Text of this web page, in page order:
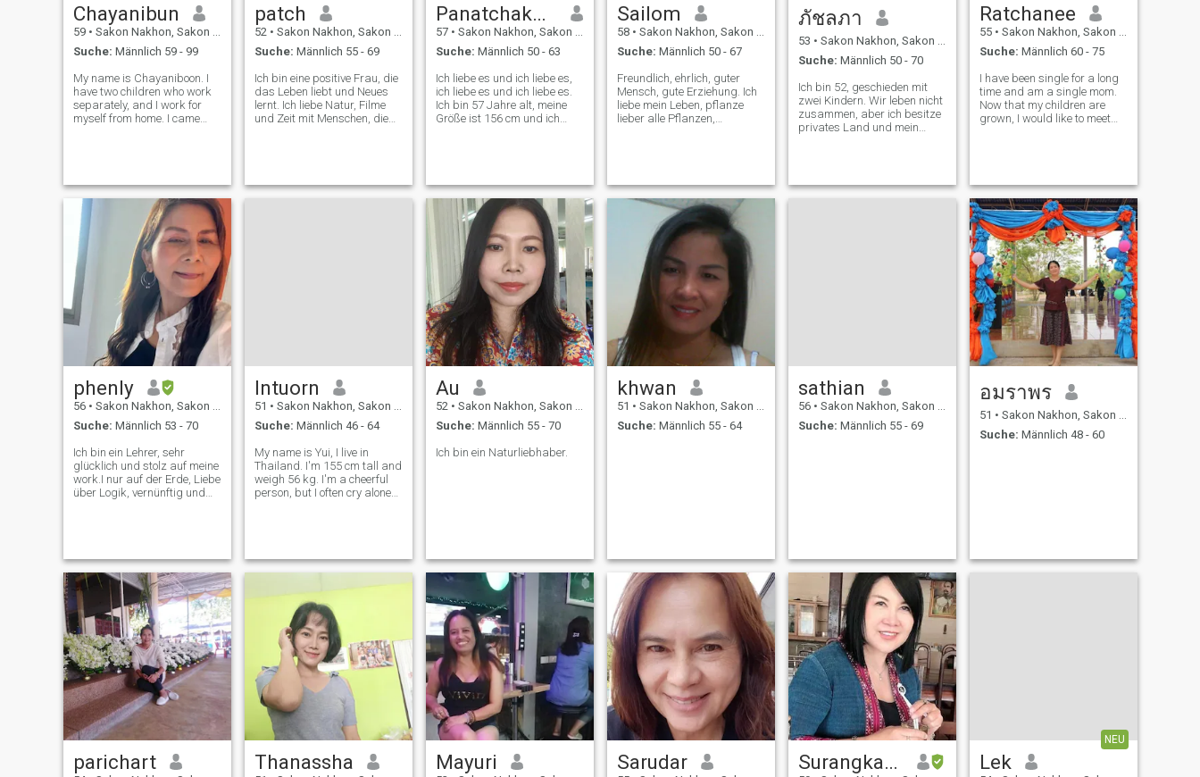
Chayanibun
59 • Sakon Nakhon, Sakon Nakhon, Thailand
Suche: Männlich 59 - 99
My name is Chayaniboon. I
have two children who work
separately, and I work for
myself from home. I came
ready to meet a man.There's
another perso
patch
52 • Sakon Nakhon, Sakon Nakhon, Thailand
Suche: Männlich 55 - 69
Ich bin eine positive Frau, die
das Leben liebt und Neues
lernt. Ich liebe Natur, Filme
und Zeit mit Menschen, die
Ich möchte keinen kurzen
Ferienladen. Ich respektiere
Beziehung. Ich respektiere
mich und ehre meinen
Partner.
Panatchakorn
57 • Sakon Nakhon, Sakon Nakhon, Thailand
Suche: Männlich 50 - 63
Ich liebe es und ich liebe es,
ich liebe es und ich liebe es.
Ich bin 57 Jahre alt, meine
Größe ist 156 cm und ich
Meine Hobbys lesen Bücher,
schauen Dokumente, Ich bin
ein fröhlicher, aufrichtiger,
positiver Mensch. Ich mag
einen Mann, der noch im Sinn
ist, ansprechbar,
verantwortungsbewusst und
ernst in Beziehungen ist. Ich
kann mittelmäßig Englisch
sprechen und kann das
Lernen verstehen, das ich
mehr lernen möchte. Hier
können Sie sich über meine
Leitung und Facebook-
Personen in Kontakt setzen
und sprechen. Vielen Dank.
Sailom
58 • Sakon Nakhon, Sakon Nakhon, Thailand
Suche: Männlich 50 - 67
Freundlich, ehrlich, guter
Mensch, gute Erziehung. Ich
liebe mein Leben, pflanze
lieber alle Pflanzen,
dein Glück auf das Leben zu
konzentrieren, um mich
herum alles besser zu
machen, geben Sie Ihnen
wenigstens jeden Tag eine
große Umarmung und
Küsse, denn gutes Gewissen
und Glück sind wichtig für
Ihr Leben, könnte ich das von
Ihnen sein?
ภัชลภา
53 • Sakon Nakhon, Sakon Nakhon, Thailand
Suche: Männlich 50 - 70
Ich bin 52, geschieden mit
zwei Kindern. Wir leben nicht
zusammen, aber ich besitze
privates Land und mein
Ratchanee
55 • Sakon Nakhon, Sakon Nakhon, Thailand
Suche: Männlich 60 - 75
I have been single for a long
time and am a single mom.
Now that my children are
grown, I would like to meet
care of each other when we
are sick,
phenly
56 • Sakon Nakhon, Sakon Nakhon, Thailand
Suche: Männlich 53 - 70
Ich bin ein Lehrer, sehr
glücklich und stolz auf meine
work.I nur auf der Erde, Liebe
über Logik, vernünftig und
wachsen, Liebe Naturen,
Reisen. Ich arbeite
manchmal im Fitnessstudio
oder im öffentlichen Park.
Lernen neue Dinge sind
meine bevorzugte, Ich liebe
positive Gedanken, weil das
bringt, was ich tun, Was bin
ich sprechen, so sind dies die
Anziehung mich auf den
richtigen Mann, den ich für
eine ernsthafte Beziehung
suchen und wünschen, das
letzte Leben mit mir zu
Intuorn
51 • Sakon Nakhon, Sakon Nakhon, Thailand
Suche: Männlich 46 - 64
My name is Yui, I live in
Thailand. I'm 155 cm tall and
weigh 56 kg. I'm a cheerful
person, but I often cry alone
Au
52 • Sakon Nakhon, Sakon Nakhon, Thailand
Suche: Männlich 55 - 70
Ich bin ein Naturliebhaber.
khwan
51 • Sakon Nakhon, Sakon Nakhon, Thailand
Suche: Männlich 55 - 64
sathian
56 • Sakon Nakhon, Sakon Nakhon, Thailand
Suche: Männlich 55 - 69
อมราพร
51 • Sakon Nakhon, Sakon Nakhon, Thailand
Suche: Männlich 48 - 60
parichart Thanassha Mayuri Sarudar Surangkana
NEU
Lek